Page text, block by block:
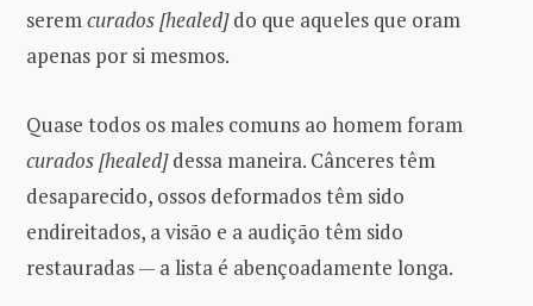
seremcurados [healed]do que aqueles que oram
apenas por si mesmos.
Quase todos os males comuns ao homem foram
curados [healed]dessa maneira. Cânceres têm
desaparecido, ossos deformados têm sido
endireitados, a visão e a audição têm sido
restauradas — a lista é abençoadamente longa.